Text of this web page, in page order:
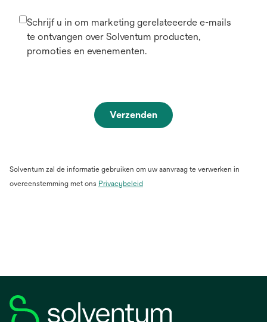
Schrijf u in om marketing gerelateeerde e-mails
te ontvangen over Solventum producten,
promoties en evenementen.
Verzenden
Solventum zal de informatie gebruiken om uw aanvraag te verwerken in
overeenstemming met ons Privacybeleid